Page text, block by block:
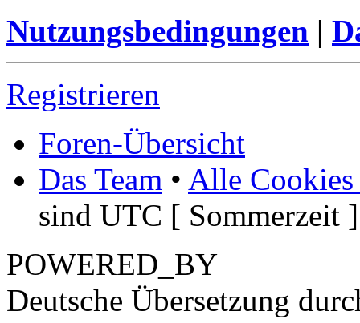
Nutzungsbedingungen |
Registrieren
Foren-Übersicht
Das Team • Alle Cookies
sind UTC [ Sommerzeit ]
POWERED_BY
Deutsche Übersetzung